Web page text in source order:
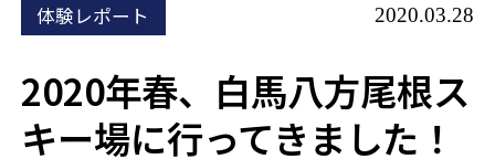
体験レポート 2020.03.28
2020年春、白馬八方尾根ス
キー場に行ってきました！